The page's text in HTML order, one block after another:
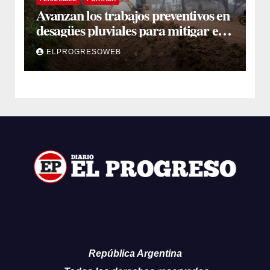
Avanzan los trabajos preventivos en
desagües pluviales para mitigar el
impacto de la temporada de lluvias
ELPROGRESOWEB
República Argentina